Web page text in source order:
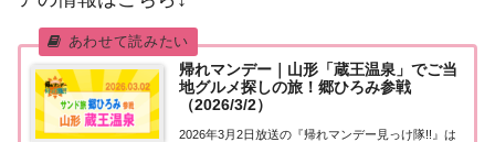
帰れマンデー｜山形「蔵王温泉」でご当
地グルメ探しの旅！郷ひろみ参戦
（2026/3/2）
2026年3月2日放送の『帰れマンデー見っけ隊!!』は